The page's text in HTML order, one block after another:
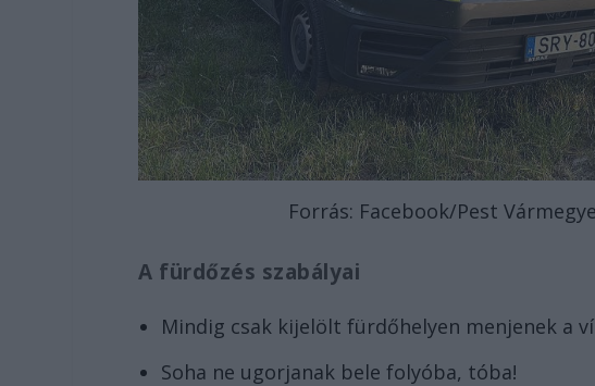
Forrás: Facebook/Pest
A fürdőzés szabályai
Mindig csak kijelölt fürdőhelyen menjenek a
Soha ne ugorjanak bele folyóba, tóba!